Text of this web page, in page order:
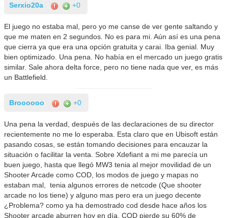
Serxio20a +0
El juego no estaba mal, pero yo me canse de ver gente saltando y
que me maten en 2 segundos. No es para mi. Aún así es una pena
que cierra ya que era una opción gratuita y carai. Iba genial. Muy
bien optimizado. Una pena. No había en el mercado un juego gratis
similar. Sale ahora delta force, pero no tiene nada que ver, es más
un Battlefield.
Broooooo +0
Una pena la verdad, después de las declaraciones de su director
recientemente no me lo esperaba. Esta claro que en Ubisoft están
pasando cosas, se están tomando decisiones para encauzar la
situación o facilitar la venta. Sobre Xdefiant a mi me parecía un
buen juego, hasta que llegó MW3 tenia al mejor movilidad de un
Shooter Arcade como COD, los modos de juego y mapas no
estaban mal, tenia algunos errores de netcode (Que shooter
arcade no los tiene) y alguno mas pero era un juego decente
¿Problema? como ya ha demostrado cod desde hace años los
Shooter arcade aburren hoy en día, COD pierde su 60% de